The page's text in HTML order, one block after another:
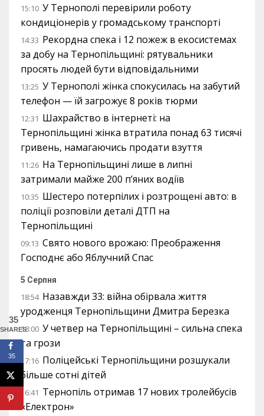
15:10 У Тернополі перевірили роботу
кондиціонерів у громадському транспорті
14:33 Рекордна спека і 12 пожеж в екосистемах
за добу на Тернопільщині: рятувальники
просять людей бути відповідальними
13:25 У Тернополі жінка спокусилась на забутий
телефон — їй загрожує 8 років тюрми
12:31 Шахрайство в інтернеті: на
Тернопільщині жінка втратила понад 63 тисячі
гривень, намагаючись продати взуття
11:26 На Тернопільщині лише в липні
затримали майже 200 п’яних водіїв
10:35 Шестеро потерпілих і розтрощені авто: в
поліції розповіли деталі ДТП на
Тернопільщині
09:13 Свято нового врожаю: Преображення
Господнє або Яблучний Спас
5 Серпня
18:54 Назавжди 33: війна обірвала життя
уродженця Тернопільщини Дмитра Березка
18:00 У четвер на Тернопільщині – сильна спека
та грози
17:16 Поліцейські Тернопільщини розшукали
більше сотні дітей
16:41 Тернопіль отримав 17 нових тролейбусів
«Електрон»
35
SHARES
35